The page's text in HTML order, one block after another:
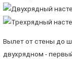
Вылет от стены до
двухрядном -